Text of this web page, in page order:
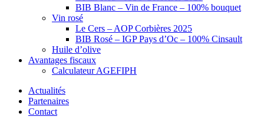
BIB Blanc – Vin de France – 100% bouquet
Vin rosé
Le Cers – AOP Corbières 2025
BIB Rosé – IGP Pays d’Oc – 100% Cinsault
Huile d’olive
Avantages fiscaux
Calculateur AGEFIPH
Actualités
Partenaires
Contact